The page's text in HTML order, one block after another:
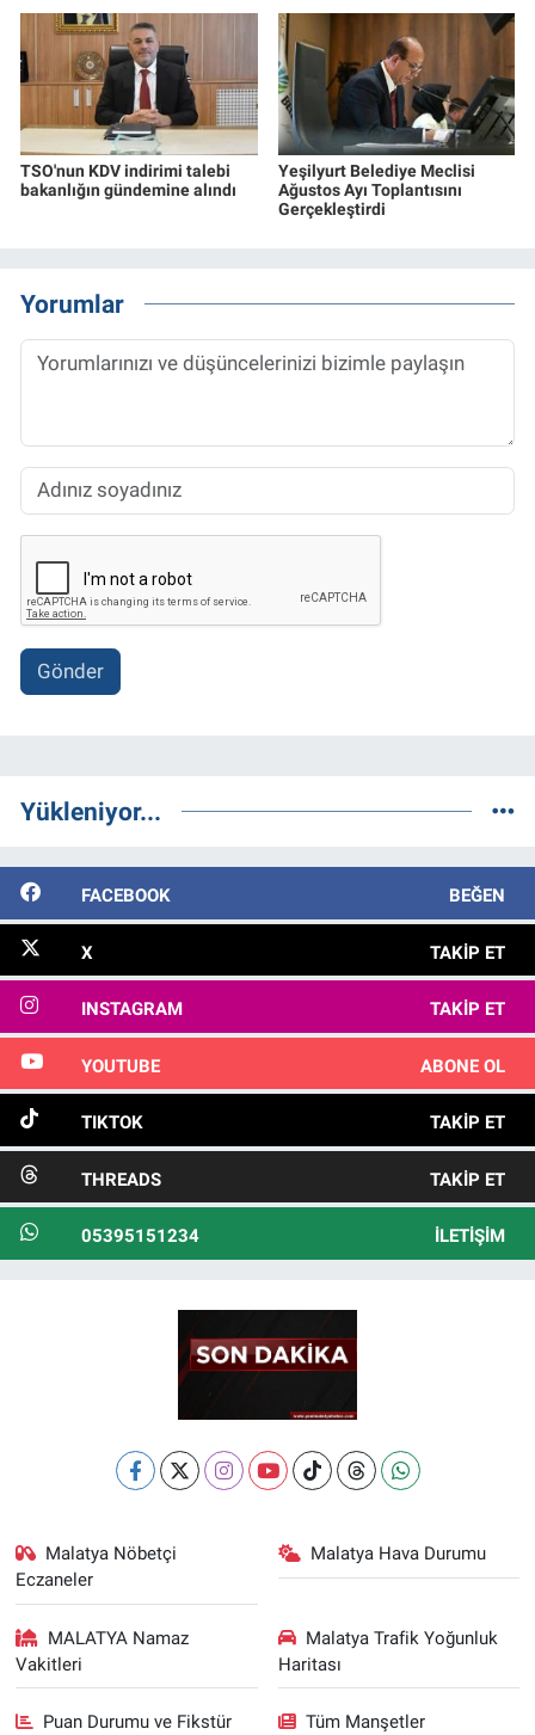
TSO'nun KDV indirimi talebi
bakanlığın gündemine alındı
Yeşilyurt Belediye Meclisi
Ağustos Ayı Toplantısını
Gerçekleştirdi
Yorumlar
Gönder
Yükleniyor...
FACEBOOK BEĞEN
X TAKIP ET
INSTAGRAM TAKIP ET
YOUTUBE ABONE OL
TIKTOK TAKIP ET
THREADS TAKIP ET
05395151234 İLETIŞIM
Malatya Nöbetçi
Eczaneler
Malatya Hava Durumu
MALATYA Namaz
Vakitleri
Malatya Trafik Yoğunluk
Haritası
Puan Durumu ve Fikstür Tüm Manşetler